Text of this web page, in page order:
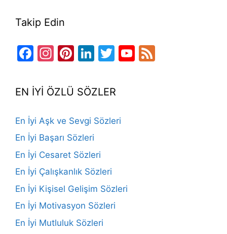
Takip Edin
Facebook
Instagram
Pinterest
LinkedIn
TwitterYouTube
EN İYİ ÖZLÜ SÖZLER
En İyi Aşk ve Sevgi Sözleri
En İyi Başarı Sözleri
En İyi Cesaret Sözleri
En İyi Çalışkanlık Sözleri
En İyi Kişisel Gelişim Sözleri
En İyi Motivasyon Sözleri
En İyi Mutluluk Sözleri